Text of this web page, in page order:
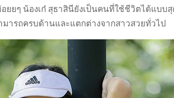
ยยๆ น้องเก๋ สุธาสินียังเป็นคนที่ใช้ชีวิตได้แบ
ารถครบด้านและแตกต่างจากสาวสวยทั่วไป